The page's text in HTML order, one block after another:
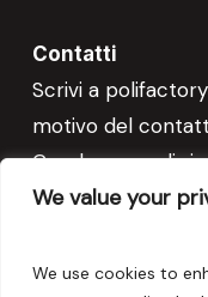
We value your
We use cookies to
Contatti
Scrivi a
motivo del
Cercheremo di